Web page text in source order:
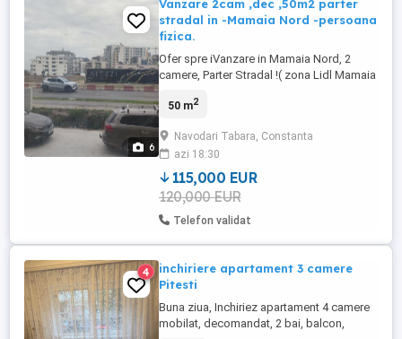
6
Vanzare 2cam ,dec ,50m2 parter
stradal in -Mamaia Nord -persoana
fizica.
Ofer spre iVanzare in Mamaia Nord, 2
camere, Parter Stradal !( zona Lidl Mamaia
parcare. Liber ,nemobilat , nelocuit
permanenta. , Bucatarie inchisa! ( zona
lidl) 7min pina la plaje, promenada!
Vânzare- 120.000eur - Parcare ...
50 m2
Navodari Tabara, Constanta
azi 18:30
115,000 EUR
120,000 EUR
Telefon validat
4
inchiriere apartament 3 camere
Pitesti
Buna ziua, Inchiriez apartament 4 camere
mobilat, decomandat, 2 bai, balcon,